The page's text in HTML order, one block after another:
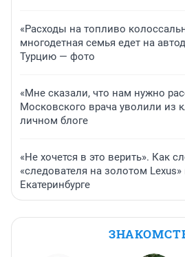
«Расходы на топливо
многодетная семья едет на
Турцию — фото
«Мне сказали, что нам нужно
Московского врача уволили из
личном блоге
«Не хочется в это верить». Как
«следователя на золотом
Екатеринбурге